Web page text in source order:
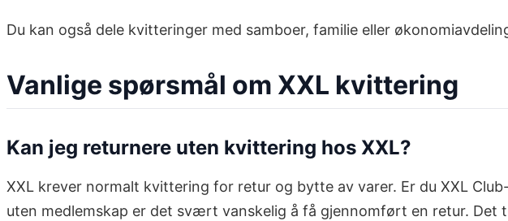
Du kan også dele kvitteringer med samboer, familie eller
Vanlige spørsmål om XXL kvittering
Kan jeg returnere uten kvittering hos XXL?
XXL krever normalt kvittering for retur og bytte av varer. Er du XXL
uten medlemskap er det svært vanskelig å få gjennomført en retur.